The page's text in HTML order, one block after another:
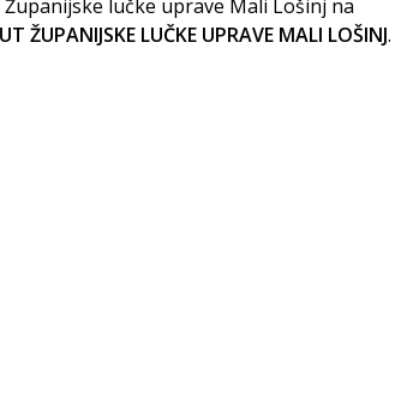
lučke uprave Mali Lošinj na
ŽUPANIJSKE LUČKE UPRAVE MALI LOŠINJ.